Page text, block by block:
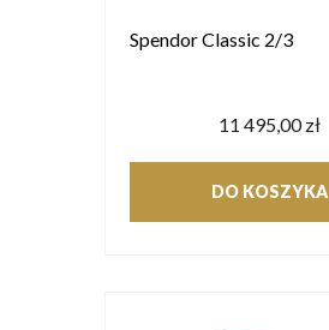
Spendor Classic 2/3
11 495,00 zł
DO KOSZYKA